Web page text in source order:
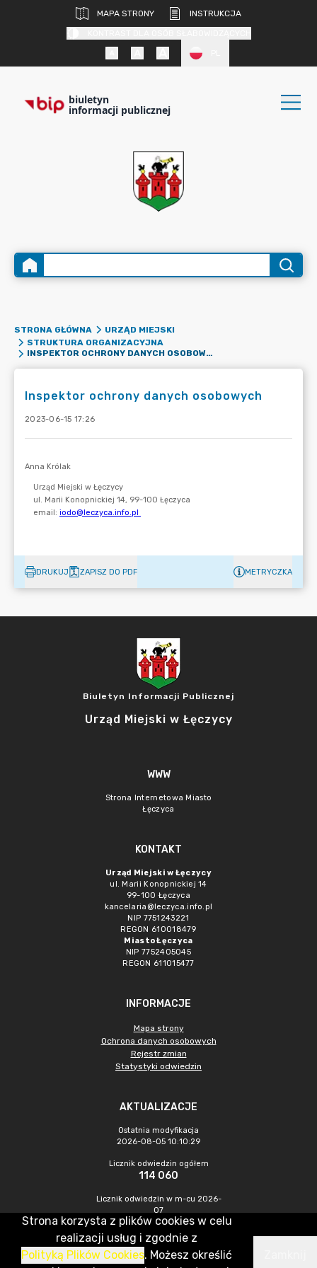
MAPA STRONY
INSTRUKCJA
biuletyn
informacji publicznej
STRONA GŁÓWNA
URZĄD MIEJSKI
STRUKTURA ORGANIZACYJNA
INSPEKTOR OCHRONY DANYCH OSOBOWYCH
Inspektor ochrony danych osobowych
2023-06-15 17:26
DRUKUJ ZAPISZ DO PDF METRYCZKA
Biuletyn Informacji Publicznej
Urząd Miejski w Łęczycy
WWW
Strona Internetowa Miasto
Łęczyca
KONTAKT
Urząd Miejski w Łęczycy
ul. Marii Konopnickiej 14
99-100 Łęczyca
kancelaria@leczyca.info.pl
NIP 7751243221
REGON 610018479
Miasto Łęczyca
NIP 7752405045
REGON 611015477
INFORMACJE
Mapa strony
Ochrona danych osobowych
Rejestr zmian
Statystyki odwiedzin
AKTUALIZACJE
Ostatnia modyfikacja
2026-08-05 10:10:29
Licznik odwiedzin ogółem
114 060
Licznik odwiedzin w m-cu 2026-
07
579
CMS & Hosting: Nefeni Sp. z o.o.
Strona korzysta z plików cookies w celu
realizacji usług i zgodnie z
Polityką Plików Cookies. Możesz określić